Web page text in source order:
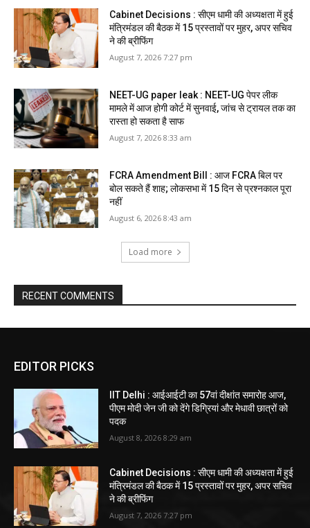
Cabinet Decisions : सीएम धामी की अध्यक्षता में हुई
मंत्रिमंडल की बैठक में 15 प्रस्तावों पर मुहर, अपर सचिव
ने की ब्रीफिंग
August 7, 2026 7:27 pm
NEET-UG paper leak : NEET-UG पेपर लीक
मामले में आज होगी कोर्ट में सुनवाई, जांच से ट्रायल तक का
रास्ता हो सकता है साफ
August 7, 2026 8:33 am
FCRA Amendment Bill : आज FCRA बिल पर
बोल सकते हैं शाह; लोकसभा में 15 दिन से प्रश्नकाल पूरा
नहीं
August 6, 2026 8:43 am
Load more
RECENT COMMENTS
EDITOR PICKS
IIT Delhi : आईआईटी का 57वां दीक्षांत समारोह आज,
पीएम मोदी जेन जी को देंगे डिग्रियां और मेधावी छात्रों को
पदक
August 8, 2026 8:29 am
Cabinet Decisions : सीएम धामी की अध्यक्षता में हुई
मंत्रिमंडल की बैठक में 15 प्रस्तावों पर मुहर, अपर सचिव
ने की ब्रीफिंग
August 7, 2026 7:27 pm